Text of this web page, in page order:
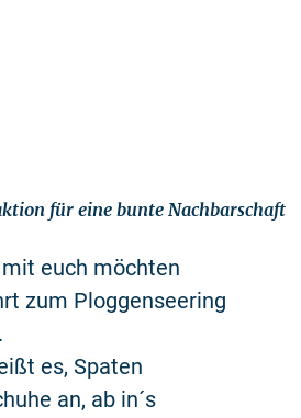
für eine bunte Nachbarschaft
euch möchten
zum Ploggenseering
es, Spaten
an, ab in´s